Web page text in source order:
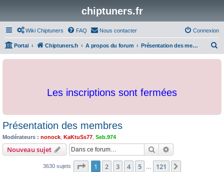
chiptuners.fr
Wiki Chiptuners FAQ Nous contacter Connexion
Portal Chiptuners.fr A propos du forum Présentation des membres
c
Les inscriptions sont fermées
Présentation des membres
Modérateurs : nonock KaKtuSs77 Seb.974
Nouveau sujet Rechercher
3630 sujets Page 1sur121
1 2 3 4 5 121